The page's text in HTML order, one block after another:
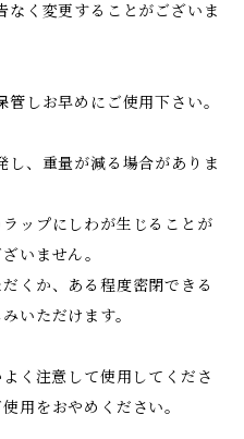
なく変更することがございま
しお早めにご使用下さい。
し、重量が減る場合がありま
ップにしわが生じることが
いません。
くか、ある程度密閉できる
いただけます。
く注意して使用してくださ
用をおやめください。